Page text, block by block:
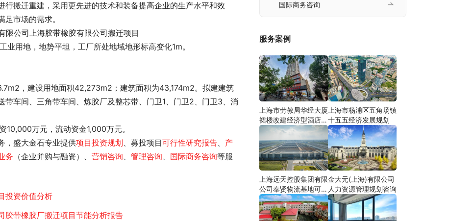
搬迁重建，采用更先进的技术和装备提高企业的生产水平和效
市场的需求。
限公司上海胶带橡胶有限公司搬迁项目
用地，地势平坦，工厂所处地域地形标高变化1m。
车间、三角带车间、炼胶厂及整芯带、门卫1、门卫2、门卫3、消
10,000万元，流动资金1,000万元。
，盛大金石专业提供项目投资规划、募投项目可行性研究报告、 产
务 （企业并购与融资）、 营销咨询、 管理咨询、 国际商务咨询等服
投资价值分析
胶带橡胶厂搬迁项目节能分析报告
国际商务咨询
服务案例
上海市劳教局华经大厦
裙楼改建经济型酒店可
研
上海市杨浦区五角场镇
十五五经济发展规划
上海远天控股集团有限
公司奉贤物流基地可行
性研究
金大元(上海)有限公司
人力资源管理规划咨询